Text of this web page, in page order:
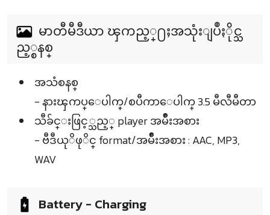
မာတီမီဒီယာ ၾကည့္႐ႈအသုံးျပဳႏိုင္သ
ည့္စနစ္
အသံစနစ္
- နားၾကပ္ေပါက္/စပီကာေပါက္ 3.5 မီလီမီတာ
သီခ်င္းဖြင့္သည့္ player အမ်ဳိးအစား
- ဗီဒီယုိဖုိင္ format/အမ်ဳိးအစား : AAC, MP3,
WAV
Battery - Charging